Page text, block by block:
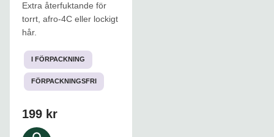
Extra återfuktande för
torrt, afro-4C eller lockigt
hår.
199 kr
på
produktsidan
I FÖRPACKNING
FÖRPACKNINGSFRI